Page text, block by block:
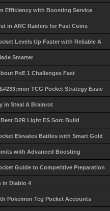
Efficiency with Boosting Service
in ARC Raiders for Fast Coins
Levels Up Faster with Reliable A
Smarter
PoE 1 Challenges Fast
TCG Pocket Strategy Easie
in Steal A Brainrot
D2R Light ES Sorc Build
Elevates Battles with Smart Gold
with Advanced Boosting
Guide to Competitive Preparation
in Diablo 4
Pokemon Tcg Pocket Accounts